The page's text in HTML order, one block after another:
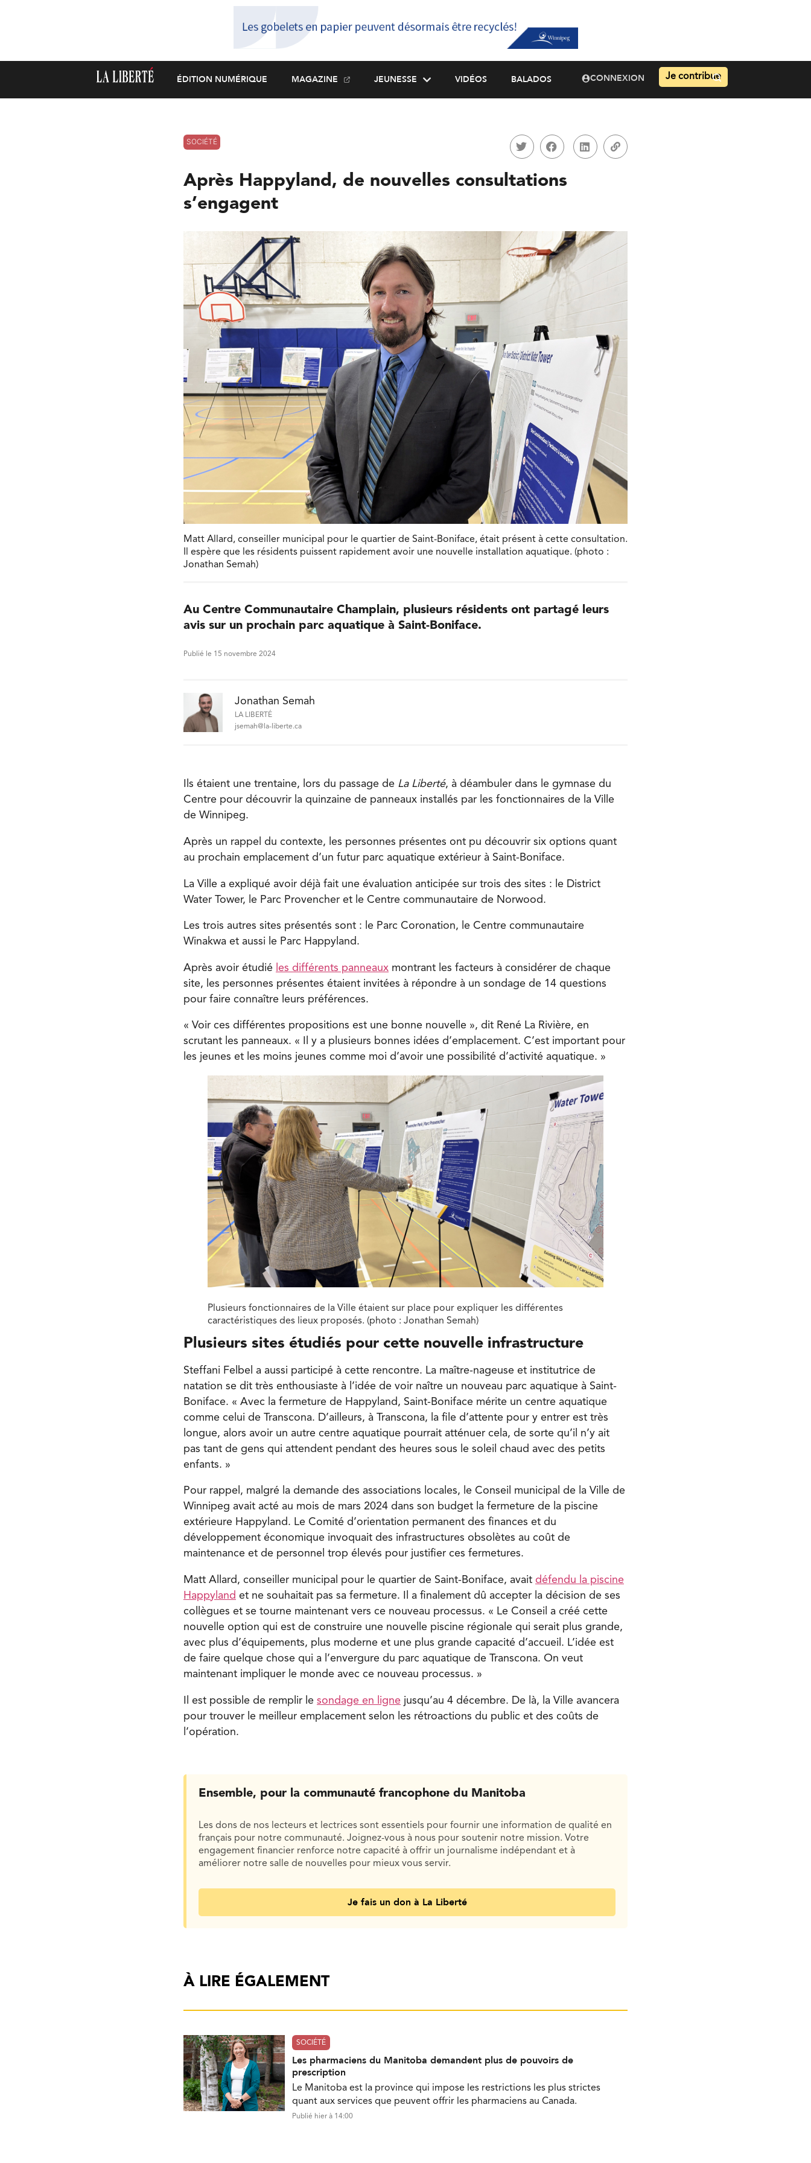
ÉDITION NUMÉRIQUE MAGAZINE JEUNESSE VIDÉOS BALADOS CONNEXION Je contribue
SOCIÉTÉ
Après Happyland, de nouvelles consultations
s’engagent
Matt Allard, conseiller municipal pour le quartier de Saint-Boniface, était présent à cette consultation.
Il espère que les résidents puissent rapidement avoir une nouvelle installation aquatique. (photo :
Jonathan Semah)
Au Centre Communautaire Champlain, plusieurs résidents ont partagé leurs
avis sur un prochain parc aquatique à Saint-Boniface.
Publié le 15 novembre 2024
Jonathan Semah
LA LIBERTÉ
jsemah@la-liberte.ca
Ils étaient une trentaine, lors du passage de La Liberté, à déambuler dans le gymnase du
Centre pour découvrir la quinzaine de panneaux installés par les fonctionnaires de la Ville
de Winnipeg.
Après un rappel du contexte, les personnes présentes ont pu découvrir six options quant
au prochain emplacement d’un futur parc aquatique extérieur à Saint-Boniface.
La Ville a expliqué avoir déjà fait une évaluation anticipée sur trois des sites : le District
Water Tower, le Parc Provencher et le Centre communautaire de Norwood.
Les trois autres sites présentés sont : le Parc Coronation, le Centre communautaire
Winakwa et aussi le Parc Happyland.
Après avoir étudié les différents panneaux montrant les facteurs à considérer de chaque
site, les personnes présentes étaient invitées à répondre à un sondage de 14 questions
pour faire connaître leurs préférences.
« Voir ces différentes propositions est une bonne nouvelle », dit René La Rivière, en
scrutant les panneaux. « Il y a plusieurs bonnes idées d’emplacement. C’est important pour
les jeunes et les moins jeunes comme moi d’avoir une possibilité d’activité aquatique. »
Plusieurs fonctionnaires de la Ville étaient sur place pour expliquer les différentes
caractéristiques des lieux proposés. (photo : Jonathan Semah)
Plusieurs sites étudiés pour cette nouvelle infrastructure
Steffani Felbel a aussi participé à cette rencontre. La maître-nageuse et institutrice de
natation se dit très enthousiaste à l’idée de voir naître un nouveau parc aquatique à Saint-
Boniface. « Avec la fermeture de Happyland, Saint-Boniface mérite un centre aquatique
comme celui de Transcona. D’ailleurs, à Transcona, la file d’attente pour y entrer est très
longue, alors avoir un autre centre aquatique pourrait atténuer cela, de sorte qu’il n’y ait
pas tant de gens qui attendent pendant des heures sous le soleil chaud avec des petits
enfants. »
Pour rappel, malgré la demande des associations locales, le Conseil municipal de la Ville de
Winnipeg avait acté au mois de mars 2024 dans son budget la fermeture de la piscine
extérieure Happyland. Le Comité d’orientation permanent des finances et du
développement économique invoquait des infrastructures obsolètes au coût de
maintenance et de personnel trop élevés pour justifier ces fermetures.
Matt Allard, conseiller municipal pour le quartier de Saint-Boniface, avait défendu la piscine
Happyland et ne souhaitait pas sa fermeture. Il a finalement dû accepter la décision de ses
collègues et se tourne maintenant vers ce nouveau processus. « Le Conseil a créé cette
nouvelle option qui est de construire une nouvelle piscine régionale qui serait plus grande,
avec plus d’équipements, plus moderne et une plus grande capacité d’accueil. L’idée est
de faire quelque chose qui a l’envergure du parc aquatique de Transcona. On veut
maintenant impliquer le monde avec ce nouveau processus. »
Il est possible de remplir le sondage en ligne jusqu’au 4 décembre. De là, la Ville avancera
pour trouver le meilleur emplacement selon les rétroactions du public et des coûts de
l’opération.
Ensemble, pour la communauté francophone du Manitoba
Les dons de nos lecteurs et lectrices sont essentiels pour fournir une information de qualité en
français pour notre communauté. Joignez-vous à nous pour soutenir notre mission. Votre
engagement financier renforce notre capacité à offrir un journalisme indépendant et à
améliorer notre salle de nouvelles pour mieux vous servir.
Je fais un don à La Liberté
À LIRE ÉGALEMENT
SOCIÉTÉ
Les pharmaciens du Manitoba demandent plus de pouvoirs de
prescription
Le Manitoba est la province qui impose les restrictions les plus strictes
quant aux services que peuvent offrir les pharmaciens au Canada.
Publié hier à 14:00